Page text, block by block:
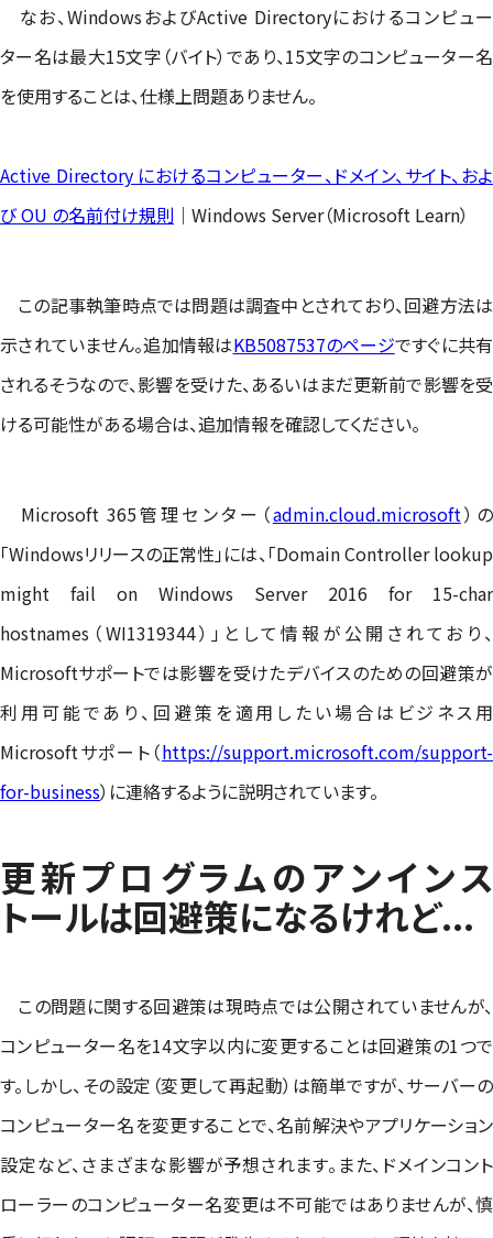
なお、WindowsおよびActive Directoryにおけるコンピュー
ター名は最大15文字（バイト）であり、15文字のコンピューター名
を使用することは、仕様上問題ありません。
Active Directory におけるコンピューター、ドメイン、サイト、およ
び OU の名前付け規則 ｜Windows Server（Microsoft Learn）
この記事執筆時点では問題は調査中とされており、回避方法は
示されていません。追加情報はKB5087537のページですぐに共有
されるそうなので、影響を受けた、あるいはまだ更新前で影響を受
ける可能性がある場合は、追加情報を確認してください。
Microsoft 365管理センター（admin.cloud.microsoft）の
「Windowsリリースの正常性」には、「Domain Controller lookup
might fail on Windows Server 2016 for 15-char
hostnames（WI1319344）」として情報が公開されており、
Microsoftサポートでは影響を受けたデバイスのための回避策が
利用可能であり、回避策を適用したい場合はビジネス用
Microsoftサポート（https://support.microsoft.com/support-
for-business）に連絡するように説明されています。
更新プログラムのアンインス
トールは回避策になるけれど...
この問題に関する回避策は現時点では公開されていませんが、
コンピューター名を14文字以内に変更することは回避策の1つで
す。しかし、その設定（変更して再起動）は簡単ですが、サーバーの
コンピューター名を変更することで、名前解決やアプリケーション
設定など、さまざまな影響が予想されます。また、ドメインコント
ローラーのコンピューター名変更は不可能ではありませんが、慎